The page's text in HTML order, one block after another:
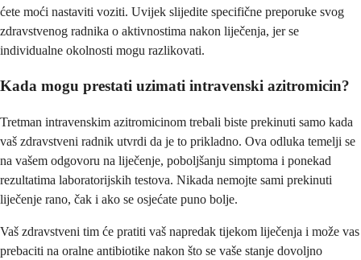
ćete moći nastaviti voziti. Uvijek slijedite specifične preporuke svog
zdravstvenog radnika o aktivnostima nakon liječenja, jer se
individualne okolnosti mogu razlikovati.
Kada mogu prestati uzimati intravenski azitromicin?
Tretman intravenskim azitromicinom trebali biste prekinuti samo kada
vaš zdravstveni radnik utvrdi da je to prikladno. Ova odluka temelji se
na vašem odgovoru na liječenje, poboljšanju simptoma i ponekad
rezultatima laboratorijskih testova. Nikada nemojte sami prekinuti
liječenje rano, čak i ako se osjećate puno bolje.
Vaš zdravstveni tim će pratiti vaš napredak tijekom liječenja i može vas
prebaciti na oralne antibiotike nakon što se vaše stanje dovoljno